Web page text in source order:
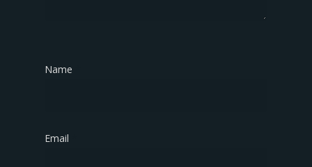
Name
Email